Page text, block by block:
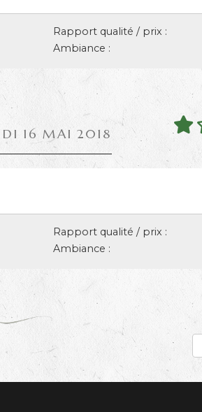
Rapport qualité / prix :
Ambiance :
16 MAI 2018
Rapport qualité / prix :
Ambiance :